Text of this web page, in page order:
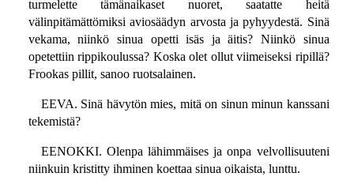
turmelette tämänaikaset nuoret, saatatte heitä
välinpitämättömiksi aviosäädyn arvosta ja pyhyydestä. Sinä
vekama, niinkö sinua opetti isäs ja äitis? Niinkö sinua
opetettiin rippikoulussa? Koska olet ollut viimeiseksi ripillä?
Frookas pillit, sanoo ruotsalainen.
EEVA. Sinä hävytön mies, mitä on sinun minun kanssani
tekemistä?
EENOKKI. Olenpa lähimmäises ja onpa velvollisuuteni
niinkuin kristitty ihminen koettaa sinua oikaista, lunttu.